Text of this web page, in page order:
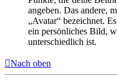
angeben. Das andere,
„Avatar“ bezeichnet.
ein persönliches Bild,
unterschiedlich ist.
Nach oben